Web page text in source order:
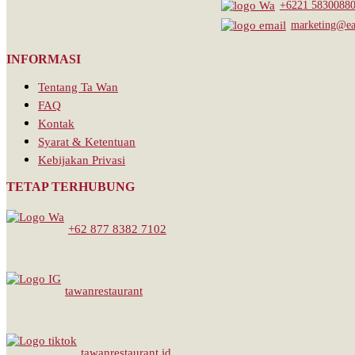
+6221 58300880
INFORMASI
Tentang Ta Wan
FAQ
Kontak
Syarat & Ketentuan
Kebijakan Privasi
TETAP TERHUBUNG
+62 877 8382 7102
tawanrestaurant
tawanrestaurant.id